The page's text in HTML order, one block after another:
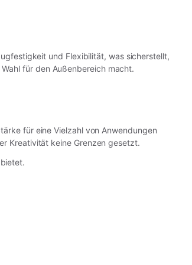
und Flexibilität, was sicherstellt,
für den Außenbereich macht.
für eine Vielzahl von Anwendungen
Kreativität keine Grenzen gesetzt.